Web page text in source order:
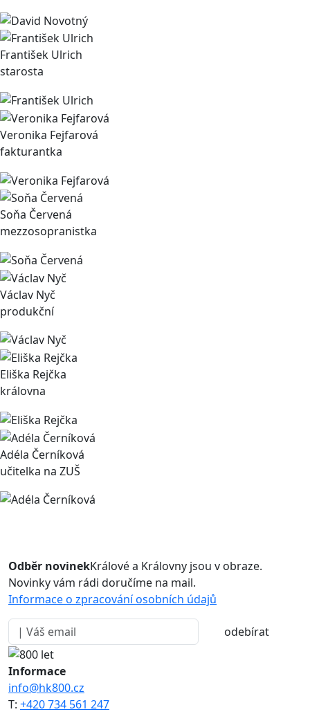
František Ulrich
starosta
Veronika Fejfarová
fakturantka
Soňa Červená
mezzosopranistka
Václav Nyč
produkční
Eliška Rejčka
královna
Adéla Černíková
učitelka na ZUŠ
Odběr novinekKrálové a Královny jsou v obraze.
Novinky vám rádi doručíme na mail.
Informace o zpracování osobních údajů
odebírat
Informace
info@hk800.cz
T: +420 734 561 247